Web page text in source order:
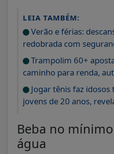
LEIA TAMBÉM:
Verão e férias:
redobrada com
Trampolim 60+
caminho para renda,
Jogar tênis faz
jovens de 20 anos,
Beba no
água